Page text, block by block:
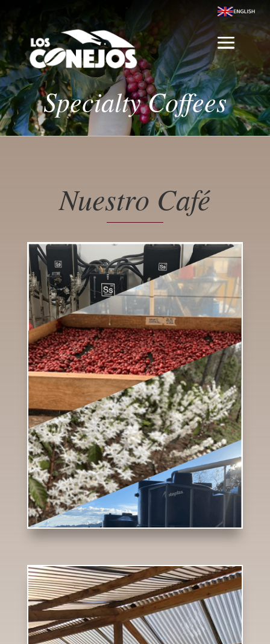
Specialty Coffees
Nuestro Café